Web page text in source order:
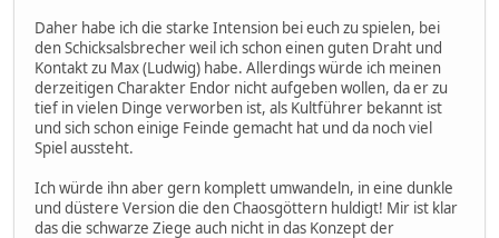
Daher habe ich die starke Intension bei euch zu spielen, bei
den Schicksalsbrecher weil ich schon einen guten Draht und
Kontakt zu Max (Ludwig) habe. Allerdings würde ich meinen
derzeitigen Charakter Endor nicht aufgeben wollen, da er zu
tief in vielen Dinge verworben ist, als Kultführer bekannt ist
und sich schon einige Feinde gemacht hat und da noch viel
Spiel aussteht.
Ich würde ihn aber gern komplett umwandeln, in eine dunkle
und düstere Version die den Chaosgöttern huldigt! Mir ist klar
das die schwarze Ziege auch nicht in das Konzept der